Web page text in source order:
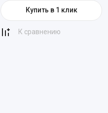
Купить в 1 клик
К сравнению